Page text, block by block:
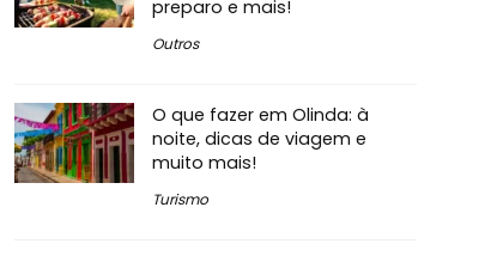
preparo e mais!
Outros
O que fazer em Olinda: à
noite, dicas de viagem e
muito mais!
Turismo